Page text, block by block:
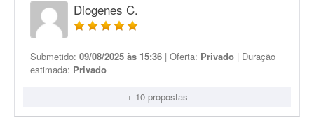
Diogenes C.
Submetido: 09/08/2025 às 15:36 | Oferta: Privado | Duração
estimada: Privado
+ 10 propostas